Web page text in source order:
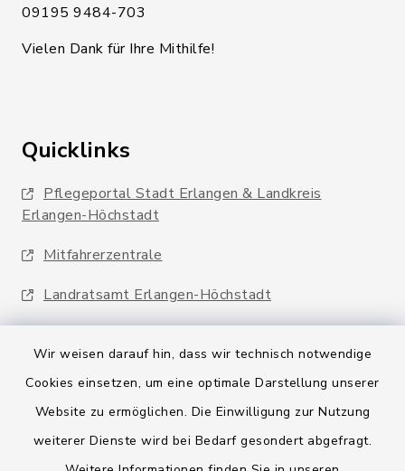
Wir weisen darauf hin, dass wir technisch notwendige
Cookies einsetzen, um eine optimale Darstellung unserer
Website zu ermöglichen. Die Einwilligung zur Nutzung
weiterer Dienste wird bei Bedarf gesondert abgefragt.
09195 9484-703
Vielen Dank für Ihre Mithilfe!
Quicklinks
Pflegeportal Stadt Erlangen & Landkreis
Erlangen-Höchstadt
Mitfahrerzentrale
Landratsamt Erlangen-Höchstadt